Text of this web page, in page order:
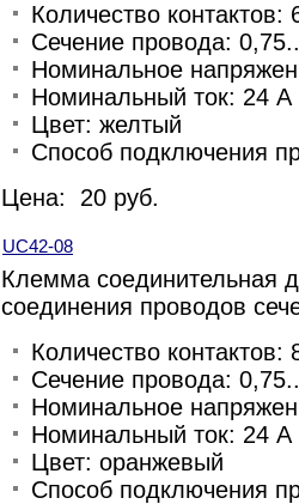
Количество контактов:
Сечение провода:
Номинальное
Номинальный ток: 24 А
Цвет: желтый
Способ подключения
Цена: 20 руб.
UC42-08
Клемма соединительная
соединения проводов
Количество контактов:
Сечение провода:
Номинальное
Номинальный ток: 24 А
Цвет: оранжевый
Способ подключения